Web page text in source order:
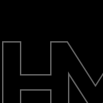
O kompaniji
Podrška